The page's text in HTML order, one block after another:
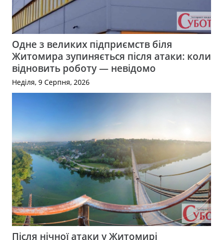
Одне з великих підприємств біля
Житомира зупиняється після атаки: коли
відновить роботу — невідомо
Неділя, 9 Серпня, 2026
Після нічної атаки у Житомирі